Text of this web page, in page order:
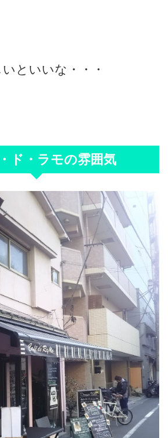
といいな・・・
ド・ラモの雰囲気